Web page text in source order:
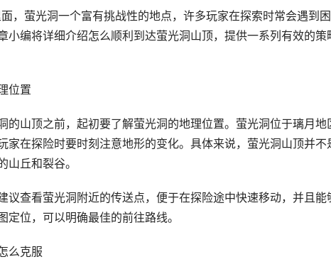
面，萤光洞一个富有挑战性的地点，许多玩家在探索时常会遇到
小编将详细介绍怎么顺利到达萤光洞山顶，提供一系列有效的
位置
的山顶之前，起初要了解萤光洞的地理位置。萤光洞位于璃月
家在探险时要时刻注意地形的变化。具体来说，萤光洞山顶并
山丘和裂谷。
议查看萤光洞附近的传送点，便于在探险途中快速移动，并且
定位，可以明确最佳的前往路线。
么克服